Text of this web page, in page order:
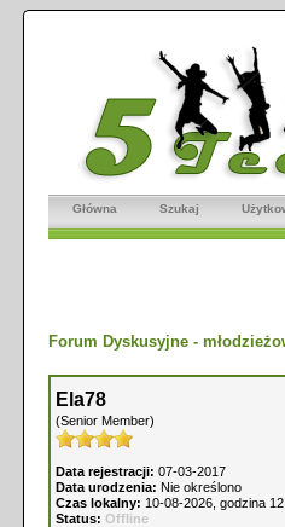
Główna Szukaj
Forum Dyskusyjne -
Ela78
(Senior Member)
Data rejestracji: 07-03-2017
Data urodzenia: Nie określono
Czas lokalny: 10-08-2026, godzina
Status: Offline